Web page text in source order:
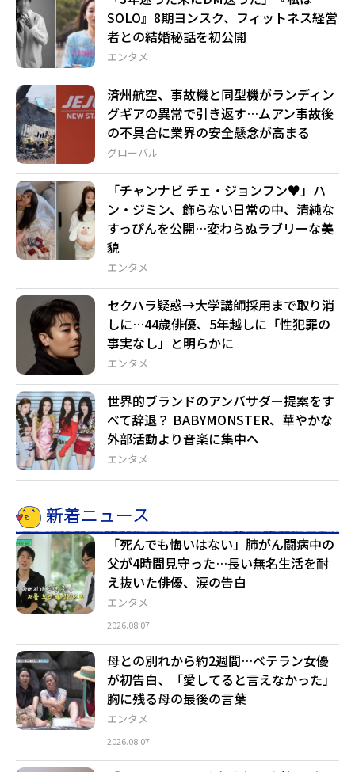
エンタメ
SOLO』8期ヨンスク、フィットネス経営
者との結婚秘話を初公開
グローバル
済州航空、事故機と同型機がランディン
グギアの異常で引き返す…ムアン事故後
の不具合に業界の安全懸念が高まる
エンタメ
「チャンナビ チェ・ジョンフン♥」ハ
ン・ジミン、飾らない日常の中、清純な
すっぴんを公開…変わらぬラブリーな美
貌
エンタメ
セクハラ疑惑→大学講師採用まで取り消
しに…44歳俳優、5年越しに「性犯罪の
事実なし」と明らかに
エンタメ
世界的ブランドのアンバサダー提案をす
べて辞退？ BABYMONSTER、華やかな
外部活動より音楽に集中へ
新着ニュース
エンタメ
「死んでも悔いはない」肺がん闘病中の
父が4時間見守った…長い無名生活を耐
え抜いた俳優、涙の告白
2026.08.07
エンタメ
母との別れから約2週間…ベテラン女優
が初告白、「愛してると言えなかった」
胸に残る母の最後の言葉
2026.08.07